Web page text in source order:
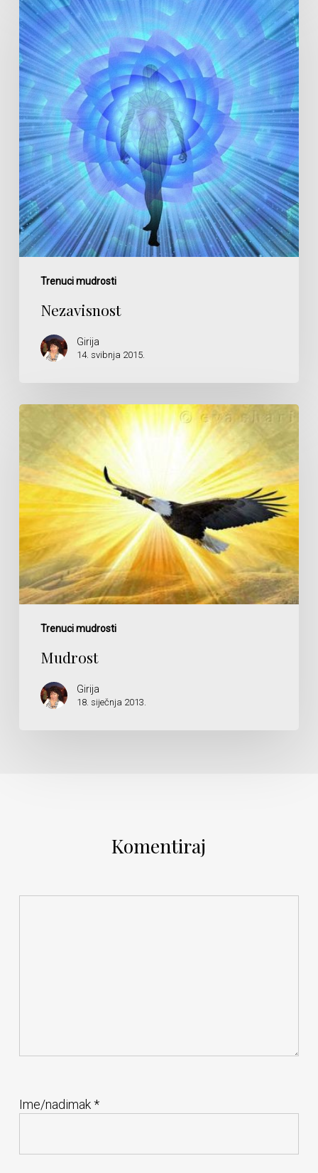
Trenuci mudrosti
Nezavisnost
Girija
14. svibnja 2015.
Trenuci mudrosti
Mudrost
Mudrost
Girija
18. siječnja 2013.
Komentiraj
Ime/nadimak*